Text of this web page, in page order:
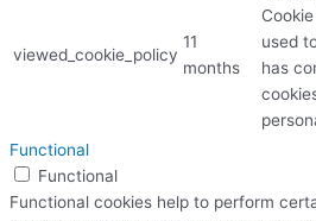
viewed_cookie_policy
11
months
used
has
Functional
Functional
Functional cookies help to perform